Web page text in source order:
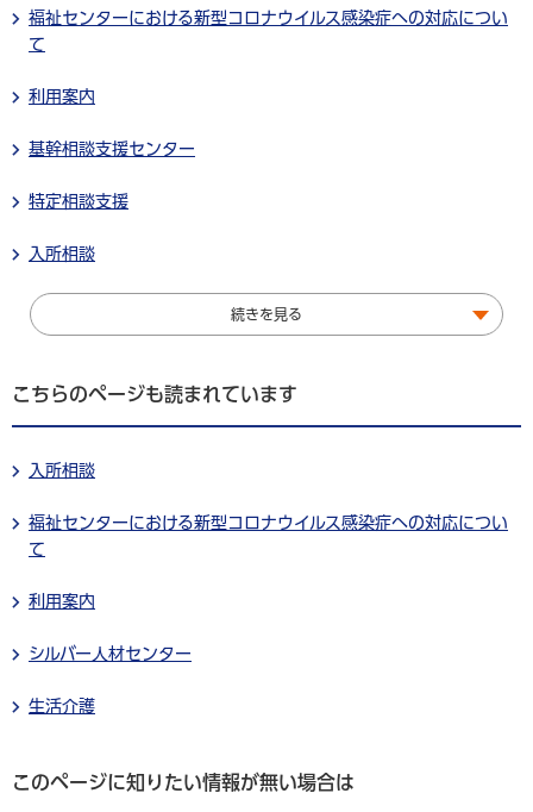
福祉センターにおける新型コロナウイルス感染症への対応につい
て
利用案内
基幹相談支援センター
特定相談支援
入所相談
続きを見る
こちらのページも読まれています
入所相談
福祉センターにおける新型コロナウイルス感染症への対応につい
て
利用案内
シルバー人材センター
生活介護
このページに知りたい情報が無い場合は